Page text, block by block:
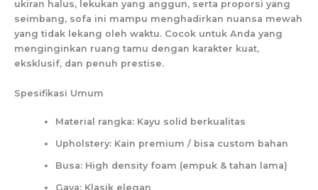
ukiran halus, lekukan yang anggun, serta proporsi yang
seimbang, sofa ini mampu menghadirkan nuansa mewah
yang tidak lekang oleh waktu. Cocok untuk Anda yang
menginginkan ruang tamu dengan karakter kuat,
eksklusif, dan penuh prestise.
Spesifikasi Umum
Material rangka: Kayu solid berkualitas
Upholstery: Kain premium / bisa custom bahan
Busa: High density foam (empuk & tahan lama)
Gaya: Klasik elegan